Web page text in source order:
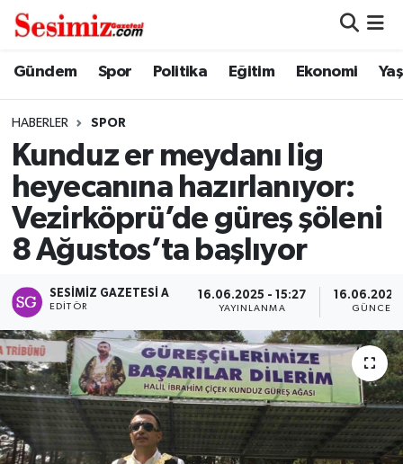
Gündem Spor Politika Eğitim Ekonomi
HABERLER SPOR
Kunduz er meydanı lig
heyecanına hazırlanıyor:
Vezirköprü’de güreş şöleni
8 Ağustos’ta başlıyor
SESIMIZ GAZETESI A
EDITÖR
16.06.2025 - 15:27
YAYINLANMA
Dünya
Ekonomi
Genel
Gündem
Magazin
Politika
Sağlık
Nöbetçi Eczaneler
Namaz Vakitleri
Trafik Durumu
Süper Lig Puan Durumu ve Fikstür
Tüm Manşetler
Son Dakika Haberleri
Haber Arşivi